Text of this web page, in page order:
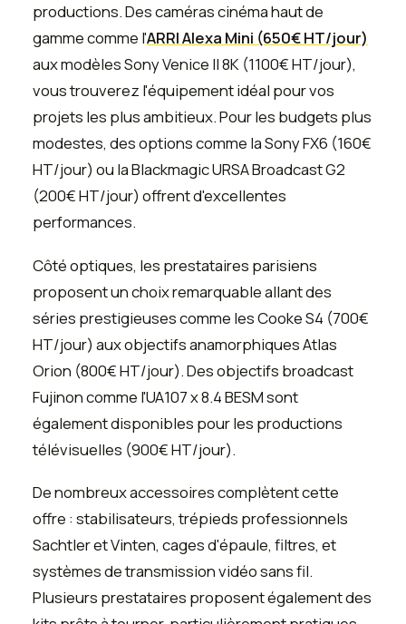
productions. Des caméras cinéma haut de
gamme comme l'ARRI Alexa Mini (650€ HT/jour)
aux modèles Sony Venice II 8K (1100€ HT/jour),
vous trouverez l'équipement idéal pour vos
projets les plus ambitieux. Pour les budgets plus
modestes, des options comme la Sony FX6 (160€
HT/jour) ou la Blackmagic URSA Broadcast G2
(200€ HT/jour) offrent d'excellentes
performances.
Côté optiques, les prestataires parisiens
proposent un choix remarquable allant des
séries prestigieuses comme les Cooke S4 (700€
HT/jour) aux objectifs anamorphiques Atlas
Orion (800€ HT/jour). Des objectifs broadcast
Fujinon comme l'UA107 x 8.4 BESM sont
également disponibles pour les productions
télévisuelles (900€ HT/jour).
De nombreux accessoires complètent cette
offre : stabilisateurs, trépieds professionnels
Sachtler et Vinten, cages d'épaule, filtres, et
systèmes de transmission vidéo sans fil.
Plusieurs prestataires proposent également des